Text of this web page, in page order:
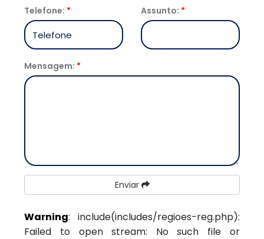
Telefone: * Assunto: *
Mensagem: *
Enviar
Warning: include(includes/regioes-reg.php):
Failed to open stream: No such file or